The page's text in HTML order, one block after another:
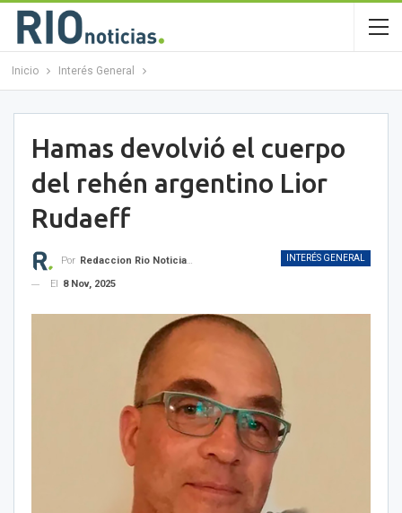
Inicio Interés General
Hamas devolvió el cuerpo
del rehén argentino Lior
Rudaeff
INTERÉS GENERAL
Por Redaccion Rio Noticias OK
El
8 Nov, 2025